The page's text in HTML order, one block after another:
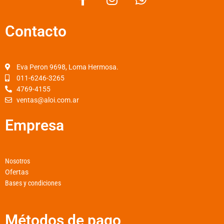
a
o
n
r
h
Contacto
Eva Peron 9698, Loma Hermosa.
011-6246-3265
4769-4155
ventas@aloi.com.ar
Empresa
Nosotros
Ofertas
Bases y condiciones
Métodos de pago